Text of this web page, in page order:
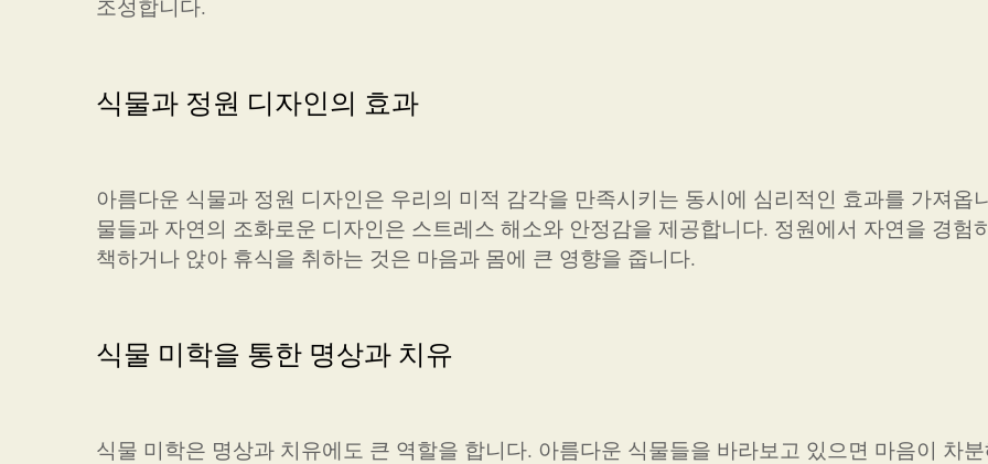
조성합니다.
식물과 정원 디자인의 효과
아름다운 식물과 정원 디자인은 우리의 미적 감각을 만족시키는 동시에 심리적인 효과를 가져옵
물들과 자연의 조화로운 디자인은 스트레스 해소와 안정감을 제공합니다. 정원에서 자연을 경험
책하거나 앉아 휴식을 취하는 것은 마음과 몸에 큰 영향을 줍니다.
식물 미학을 통한 명상과 치유
식물 미학은 명상과 치유에도 큰 역할을 합니다. 아름다운 식물들을 바라보고 있으면 마음이 차